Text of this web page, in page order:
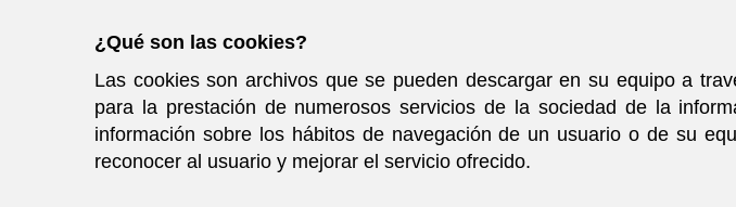
¿Qué son las cookies?
Las cookies son archivos que se pueden descargar en su equipo a
para la prestación de numerosos servicios de la sociedad de la
información sobre los hábitos de navegación de un usuario o de su
reconocer al usuario y mejorar el servicio ofrecido.